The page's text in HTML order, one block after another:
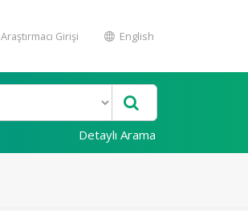
Araştırmacı Girişi English
Detaylı Arama